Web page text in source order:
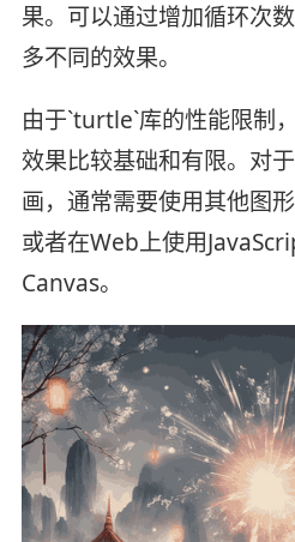
果。可以通过增加循环次
多不同的效果。
由于`turtle`库的性能限制
效果比较基础和有限。对
画，通常需要使用其他图
或者在Web上使用
Canvas。